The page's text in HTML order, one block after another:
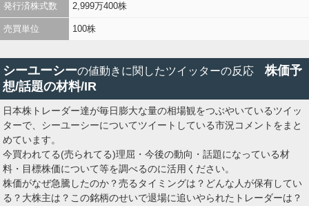
発行済株式数 2,999万400株
売買単位 100株
シーユーシーの値動きに関したツイッターの反応 株価予
想/話題の材料/IR
日本株トレーダー達が毎日膨大な量の相場観をつぶやいているツイッ
ターで、シーユーシーについてツイートしている市況コメントをまと
めています。
今買われてる(売られてる)理屈・今後の動向・話題になっている材
料・目標株価について等を調べるのに活用ください。
株価がなぜ急騰したのか？売るタイミングは？どんな人が保有してい
る？大株主は？この銘柄のせいで退場に追いやられたトレーダーは？